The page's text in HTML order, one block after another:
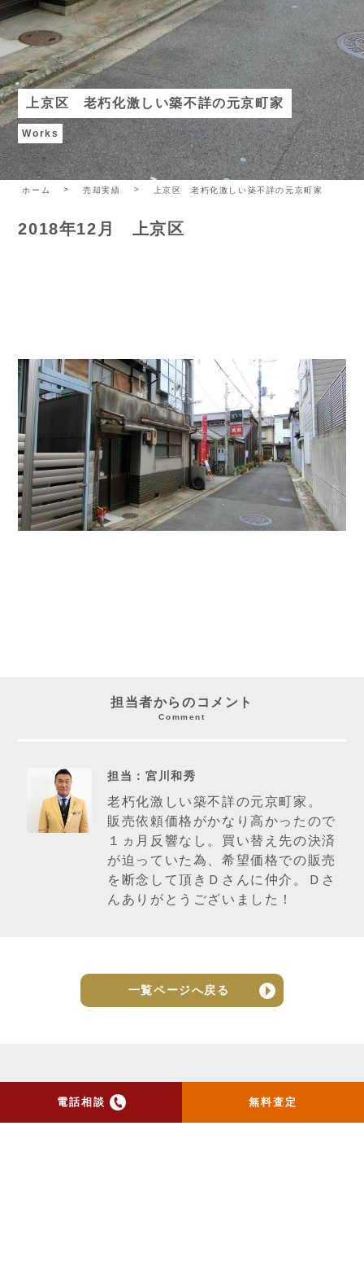
電話相談 無料査定
上京区 老朽化激しい築不詳の元京町家
Works
ホーム 売却実績 上京区 老朽化激しい築不詳の元京町家
2018年12月 上京区
担当者からのコメント
Comment
担当：宮川和秀
老朽化激しい築不詳の元京町家。
販売依頼価格がかなり高かったので
１ヵ月反響なし。買い替え先の決済
が迫っていた為、希望価格での販売
を断念して頂きＤさんに仲介。Ｄさ
んありがとうございました！
一覧ページへ戻る